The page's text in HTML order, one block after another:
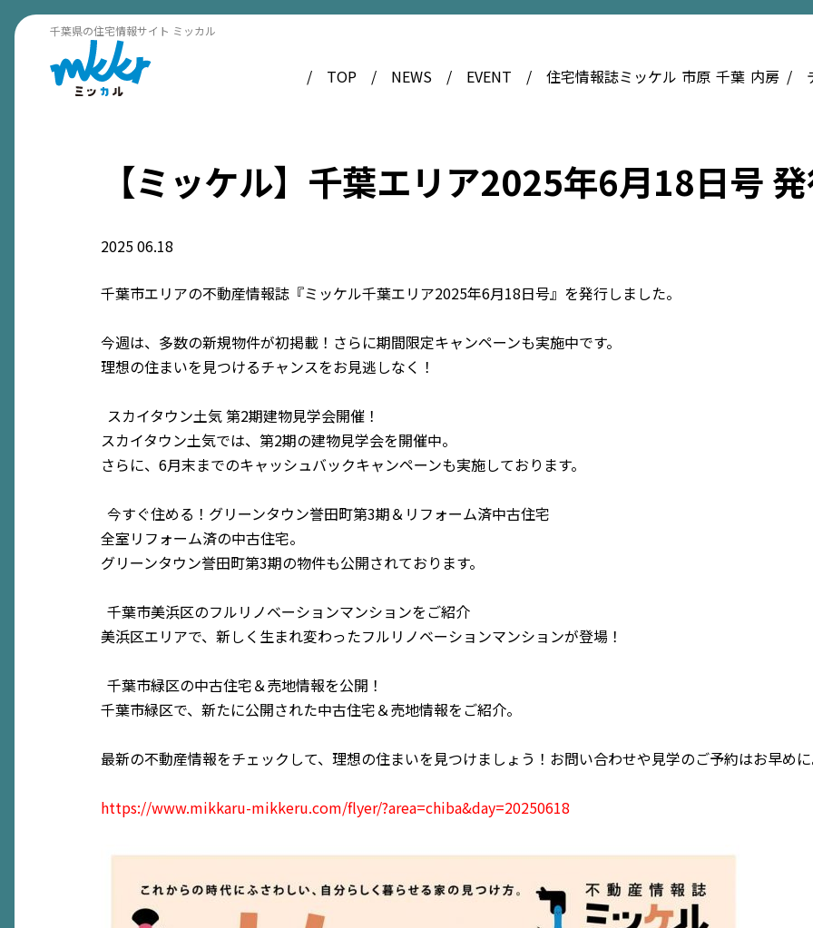
千葉県の住宅情報サイト ミッカル
TOP NEWS EVENT 住宅情報誌ミッケル 市原 千葉 内房
【ミッケル】千葉エリア2025年6月18日号
202506.18
千葉市エリアの不動産情報誌『ミッケル千葉エリア2025年6月18日号』を発行しました。
今週は、多数の新規物件が初掲載！さらに期間限定キャンペーンも実施中です。
理想の住まいを見つけるチャンスをお見逃しなく！
スカイタウン土気 第2期建物見学会開催！
スカイタウン土気では、第2期の建物見学会を開催中。
さらに、6月末までのキャッシュバックキャンペーンも実施しております。
今すぐ住める！グリーンタウン誉田町第3期＆リフォーム済中古住宅
全室リフォーム済の中古住宅。
グリーンタウン誉田町第3期の物件も公開されております。
千葉市美浜区のフルリノベーションマンションをご紹介
美浜区エリアで、新しく生まれ変わったフルリノベーションマンションが登場！
千葉市緑区の中古住宅＆売地情報を公開！
千葉市緑区で、新たに公開された中古住宅＆売地情報をご紹介。
最新の不動産情報をチェックして、理想の住まいを見つけましょう！お問い合わせや見学のご予約はお早め
https://www.mikkaru-mikkeru.com/flyer/?area=chiba&day=20250618